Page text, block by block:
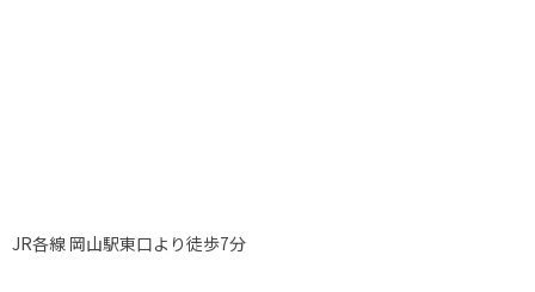
JR各線 岡山駅東口より徒歩7分